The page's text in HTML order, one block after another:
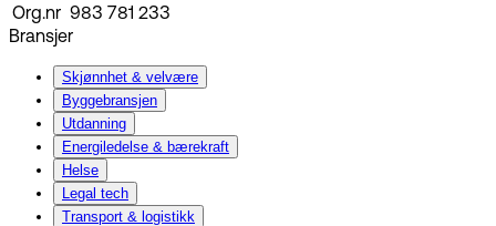
Org.nr 983 781 233
Bransjer
Skjønnhet & velvære
Byggebransjen
Utdanning
Energiledelse & bærekraft
Helse
Legal tech
Transport & logistikk